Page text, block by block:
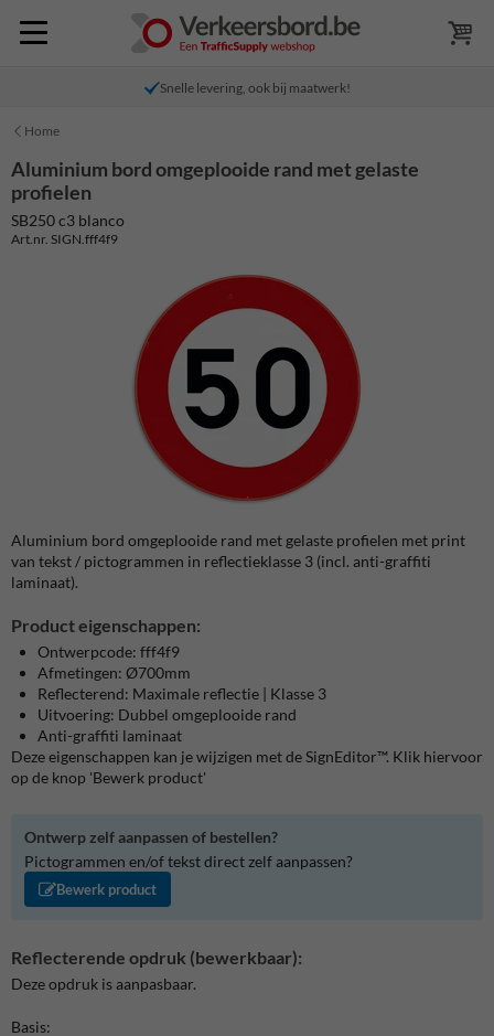
Snelle levering, ook bij maatwerk!
Home
Aluminium bord omgeplooide rand met gelaste
profielen
SB250 c3 blanco
Art.nr. SIGN.fff4f9
Aluminium bord omgeplooide rand met gelaste profielen met print
van tekst / pictogrammen in reflectieklasse 3 (incl. anti-graffiti
laminaat).
Product eigenschappen:
Ontwerpcode: fff4f9
Afmetingen: Ø700mm
Reflecterend: Maximale reflectie | Klasse 3
Uitvoering: Dubbel omgeplooide rand
Anti-graffiti laminaat
Deze eigenschappen kan je wijzigen met de SignEditor™. Klik hiervoor
op de knop 'Bewerk product'
Ontwerp zelf aanpassen of bestellen?
Pictogrammen en/of tekst direct zelf aanpassen?
Bewerk product
Reflecterende opdruk (bewerkbaar):
Deze opdruk is aanpasbaar.
Basis: